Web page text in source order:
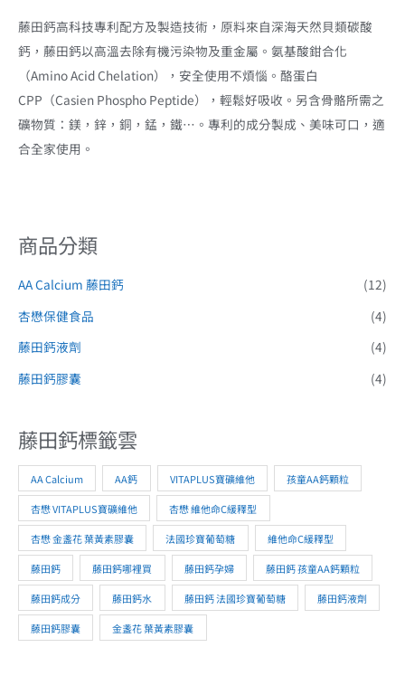
藤田鈣高科技專利配方及製造技術，原料來自深海天然貝類碳酸
鈣，藤田鈣以高溫去除有機污染物及重金屬。氨基酸鉗合化
（Amino Acid Chelation），安全使用不煩惱。酪蛋白
CPP（Casien Phospho Peptide），輕鬆好吸收。另含骨骼所需之
礦物質：鎂，鋅，銅，錳，鐵…。專利的成分製成、美味可口，適
合全家使用。
商品分類
AA Calcium 藤田鈣
(12)
杏懋保健食品
(4)
藤田鈣液劑
(4)
藤田鈣膠囊
(4)
藤田鈣標籤雲
AA Calcium AA鈣 VITAPLUS寶礦維他 孩童AA鈣顆粒
杏懋 VITAPLUS寶礦維他 杏懋 維他命C緩釋型
杏懋 金盞花 葉黃素膠囊 法國珍寶葡萄糖 維他命C緩釋型
藤田鈣 藤田鈣哪裡買 藤田鈣孕婦 藤田鈣 孩童AA鈣顆粒
藤田鈣成分 藤田鈣水 藤田鈣 法國珍寶葡萄糖 藤田鈣液劑
藤田鈣膠囊 金盞花 葉黃素膠囊